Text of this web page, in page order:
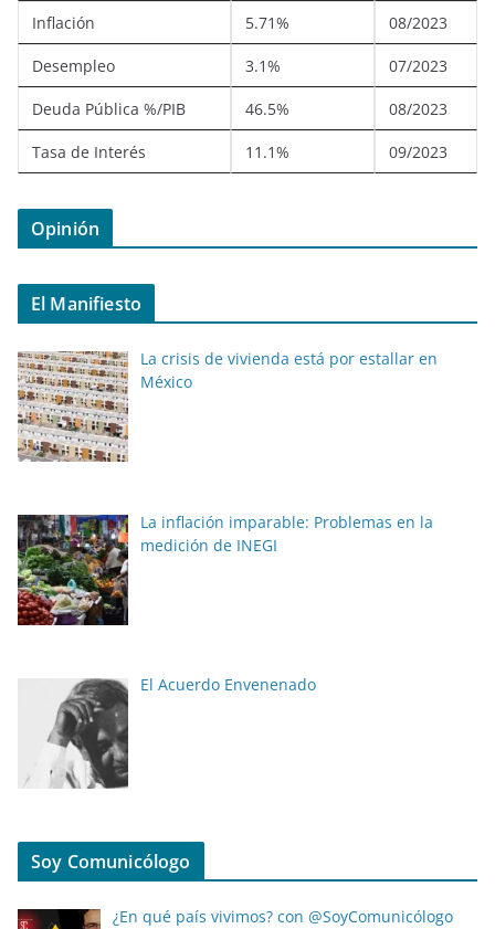
Inflación 5.71% 08/2023
Desempleo 3.1% 07/2023
Deuda Pública %/PIB 46.5% 08/2023
Tasa de Interés 11.1% 09/2023
Opinión
El Manifiesto
La crisis de vivienda está por estallar en
México
La inflación imparable: Problemas en la
medición de INEGI
El Acuerdo Envenenado
Soy Comunicólogo
¿En qué país vivimos? con @SoyComunicólogo